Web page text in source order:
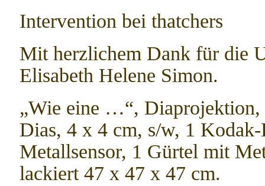
Intervention bei thatchers
Mit herzlichem Dank für die
Elisabeth Helene Simon.
„Wie eine …“, Diaprojektion,
Dias, 4 x 4 cm, s/w, 1
Metallsensor, 1 Gürtel mit
lackiert 47 x 47 x 47 cm.